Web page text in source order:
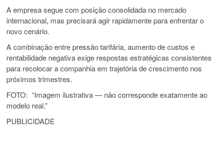
A empresa segue com posição consolidada no mercado
internacional, mas precisará agir rapidamente para enfrentar o
novo cenário.
A combinação entre pressão tarifária, aumento de custos e
rentabilidade negativa exige respostas estratégicas consistentes
para recolocar a companhia em trajetória de crescimento nos
próximos trimestres.
FOTO: “Imagem ilustrativa — não corresponde exatamente ao
modelo real.”
PUBLICIDADE